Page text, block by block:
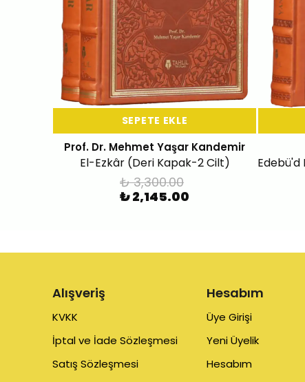
SEPETE EKLE
Prof. Dr. Mehmet Yaşar Kandemir
El-Ezkâr (Deri Kapak-2 Cilt)
₺ 3,300.00
₺ 2,145.00
Alışveriş
KVKK
İptal ve İade Sözleşmesi
Satış Sözleşmesi
Hesabım
Üye Girişi
Yeni Üyelik
Hesabım